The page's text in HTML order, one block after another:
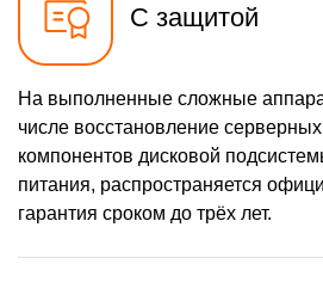
С защитой
На выполненные сложные
числе восстановление
компонентов дисковой
питания, распространяется
гарантия сроком до трёх лет.